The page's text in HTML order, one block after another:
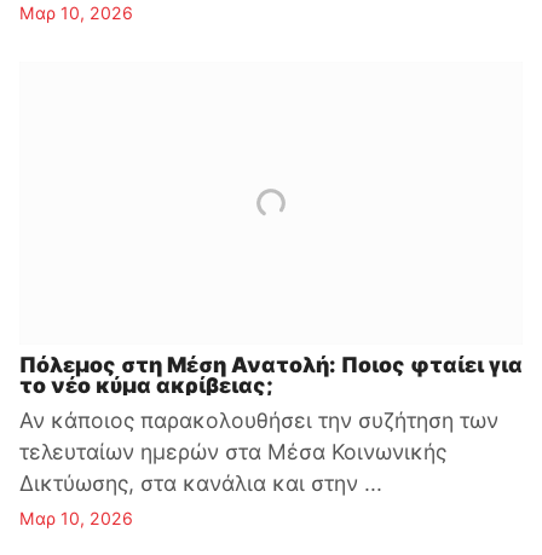
Μαρ 10, 2026
Πόλεμος στη Μέση Ανατολή: Ποιος φταίει για
το νέο κύμα ακρίβειας;
Αν κάποιος παρακολουθήσει την συζήτηση των
τελευταίων ημερών στα Μέσα Κοινωνικής
Δικτύωσης, στα κανάλια και στην ...
Μαρ 10, 2026